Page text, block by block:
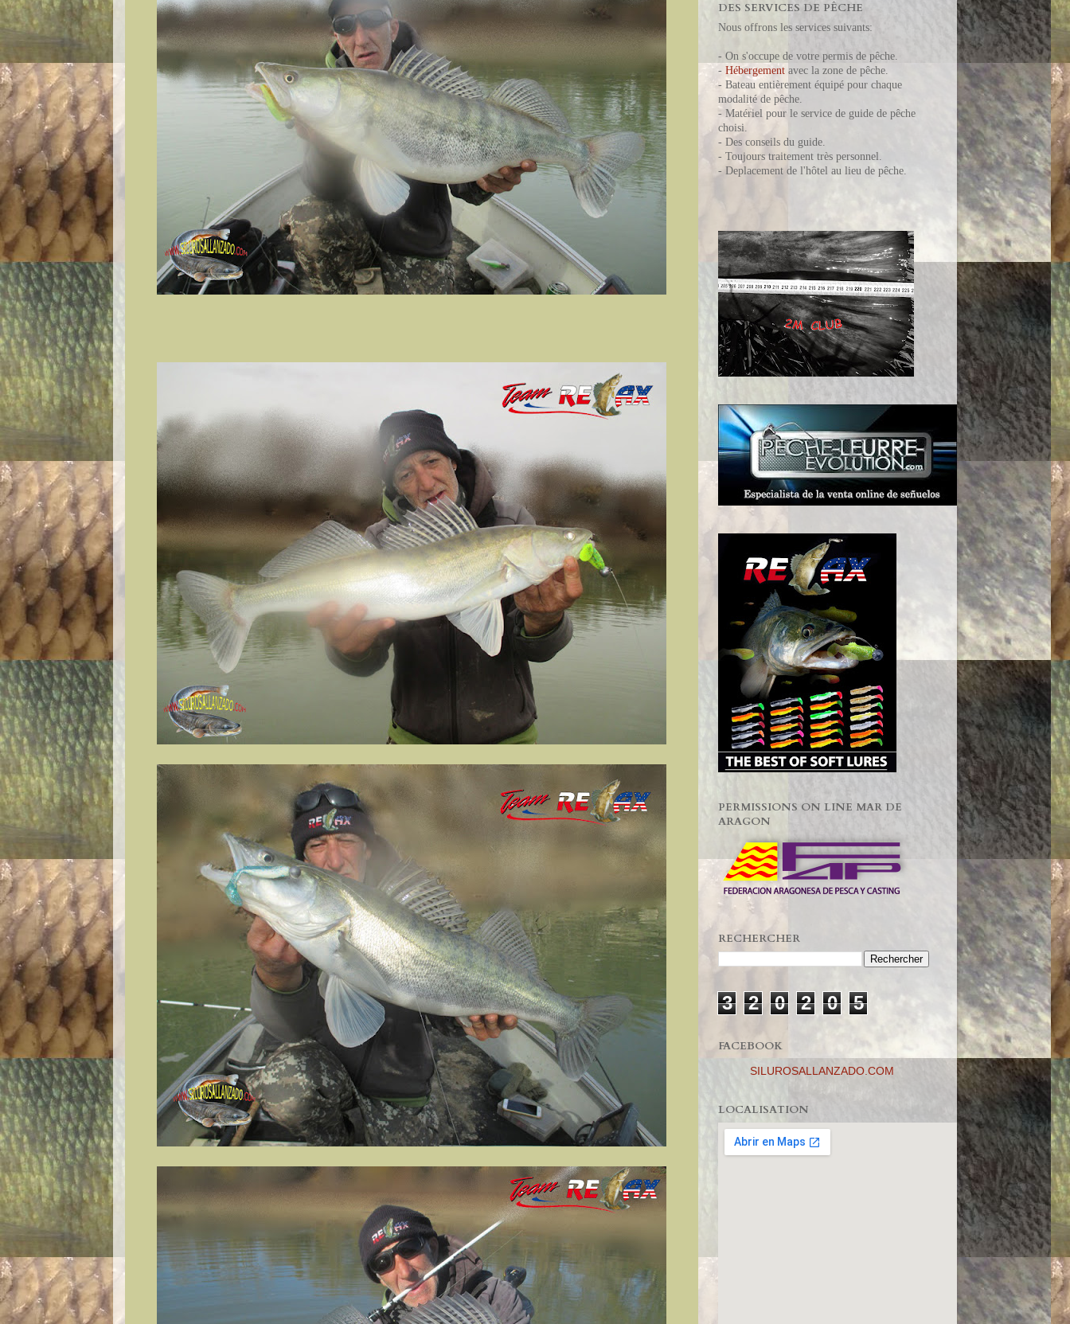
DES SERVICES DE PÊCHE
Nous offrons les services suivants:
- On s'occupe de votre permis de pêche.
- Hébergement avec la zone de pêche.
- Bateau entièrement équipé pour chaque
modalité de pêche.
- Matériel pour le service de guide de pêche
choisi.
- Des conseils du guide.
- Toujours traitement très personnel.
- Deplacement de l'hôtel au lieu de pêche.
PERMISSIONS ON LINE MAR DE
ARAGON
RECHERCHER
3 2 0 2 0 5
FACEBOOK
SILUROSALLANZADO.COM
LOCALISATION